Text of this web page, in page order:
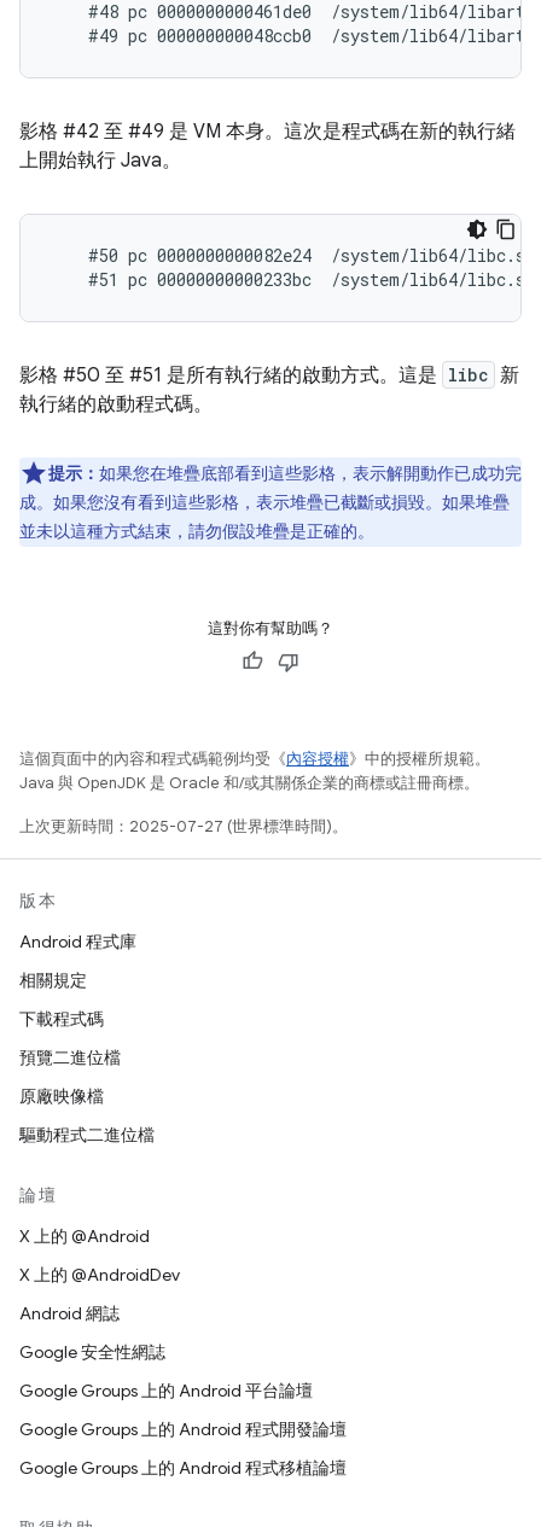
#48 pc 0000000000461de0  /system/lib64/
影格 #42 至 #49 是 VM 本身。這次是程式碼在新的執行緒
上開始執行 Java。
#50 pc 0000000000082e24  /system/lib64/
影格 #50 至 #51 是所有執行緒的啟動方式。這是 libc 新
執行緒的啟動程式碼。
提示： 如果您在堆疊底部看到這些影格，表示解開動作已成功完
成。如果您沒有看到這些影格，表示堆疊已截斷或損毀。如果堆疊
並未以這種方式結束，請勿假設堆疊是正確的。
這對你有幫助嗎？
這個頁面中的內容和程式碼範例均受《內容授權》中的授權所規範。
Java 與 OpenJDK 是 Oracle 和/或其關係企業的商標或註冊商標。
上次更新時間：2025-07-27 (世界標準時間)。
版本
Android 程式庫
相關規定
下載程式碼
預覽二進位檔
原廠映像檔
驅動程式二進位檔
論壇
X 上的 @Android
X 上的 @AndroidDev
Android 網誌
Google 安全性網誌
Google Groups 上的 Android 平台論壇
Google Groups 上的 Android 程式開發論壇
Google Groups 上的 Android 程式移植論壇